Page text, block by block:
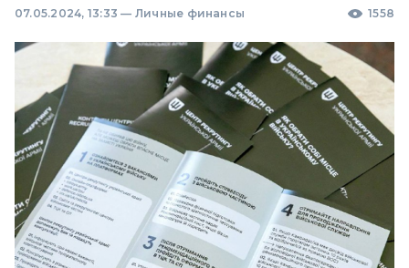
07.05.2024, 13:33 — Личные финансы 1558